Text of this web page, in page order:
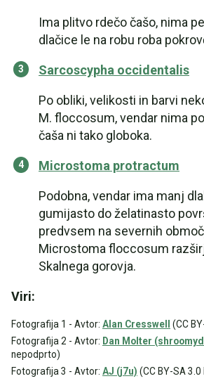
Ima plitvo rdečo čašo, nima
dlačice le na robu roba
Sarcoscypha occidentalis
Po obliki, velikosti in barvi
M. floccosum, vendar nima
čaša ni tako globoka.
Microstoma protractum
Podobna, vendar ima manj
gumijasto do želatinasto
predvsem na severnih
Microstoma floccosum
Skalnega gorovja.
Viri:
Fotografija 1 - Avtor: Alan Cresswell
(CC
Fotografija 2 - Avtor: Dan Molter
nepodprto)
Fotografija 3 - Avtor: AJ (j7u) (CC BY-SA